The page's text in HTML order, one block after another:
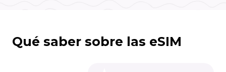
Qué saber sobre las eSIM